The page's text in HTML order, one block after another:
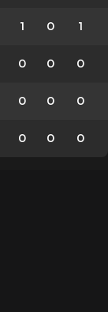
1 0 1
0 0 0
0 0 0
0 0 0